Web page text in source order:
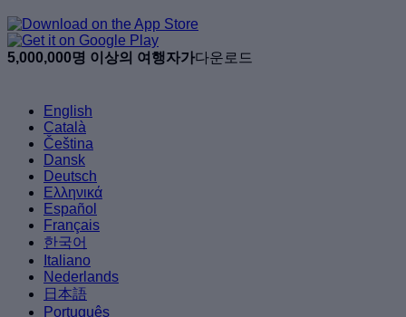
5,000,000명 이상의 여행자가다운로드
English
Català
Čeština
Dansk
Deutsch
Ελληνικά
Español
Français
한국어
Italiano
Nederlands
日本語
Português